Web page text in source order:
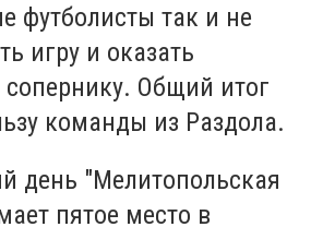
футболисты так и не
игру и оказать
сопернику. Общий итог
команды из Раздола.
день "Мелитопольская
пятое место в